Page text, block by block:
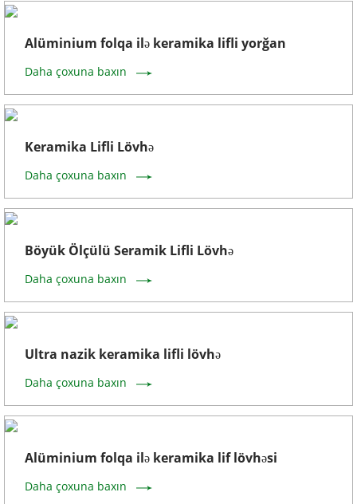
Alüminium folqa ilə keramika lifli yorğan
Daha çoxuna baxın
Keramika Lifli Lövhə
Daha çoxuna baxın
Böyük Ölçülü Seramik Lifli Lövhə
Daha çoxuna baxın
Ultra nazik keramika lifli lövhə
Daha çoxuna baxın
Alüminium folqa ilə keramika lif lövhəsi
Daha çoxuna baxın